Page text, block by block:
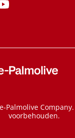
Palmolive
voorbehouden.